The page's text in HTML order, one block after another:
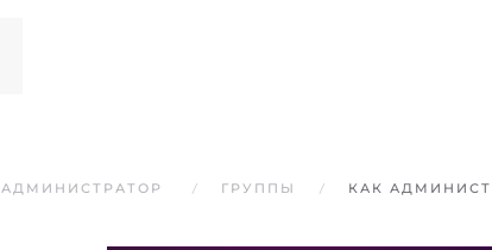
АДМИНИСТРАТОР ГРУППЫ КАК